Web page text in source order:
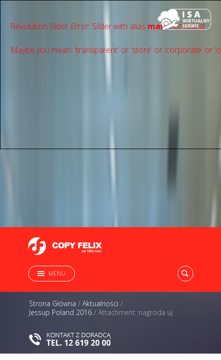
Revolution Slider Error: Slider with alias mainnot found.
Maybe you mean: 'transparent' or 'store' or 'сorporate' or
MENU
Strona Główna / Aktualności /
Jessup Poland 2016 / Attachment: nagroda uj